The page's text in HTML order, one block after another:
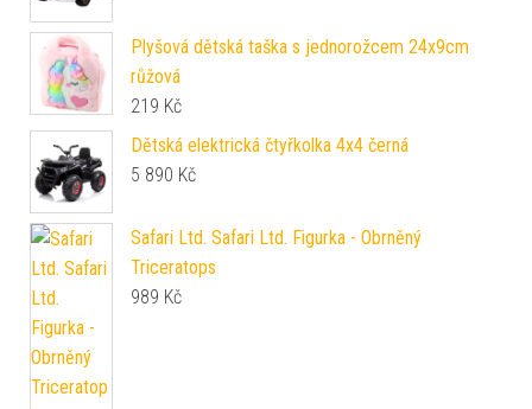
Plyšová dětská taška s jednorožcem 24x9cm
růžová
219 Kč
Dětská elektrická čtyřkolka 4x4 černá
5 890 Kč
Safari Ltd. Safari Ltd. Figurka - Obrněný
Triceratops
989 Kč